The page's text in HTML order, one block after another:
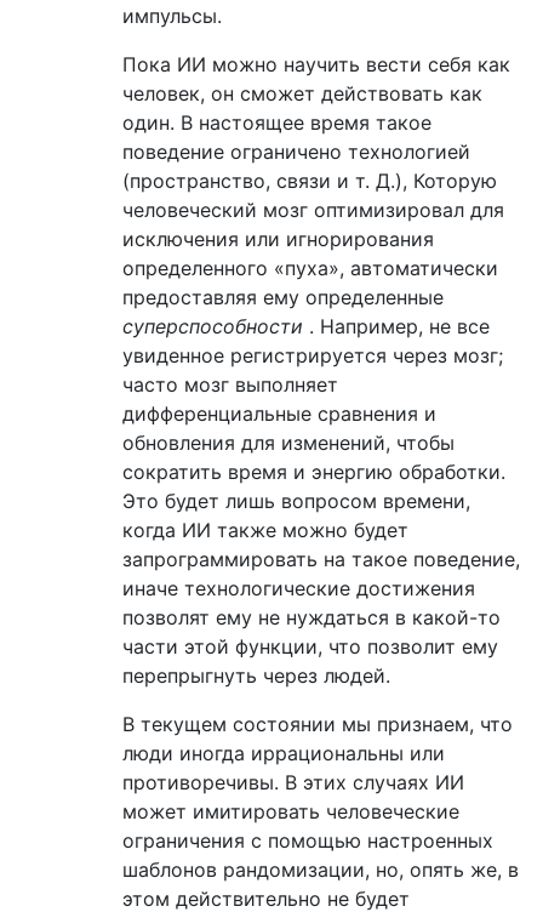
импульсы.
Пока ИИ можно научить вести себя как
человек, он сможет действовать как
один. В настоящее время такое
поведение ограничено технологией
(пространство, связи и т. Д.), Которую
человеческий мозг оптимизировал для
исключения или игнорирования
определенного «пуха», автоматически
предоставляя ему определенные
суперспособности . Например, не все
увиденное регистрируется через мозг;
часто мозг выполняет
дифференциальные сравнения и
обновления для изменений, чтобы
сократить время и энергию обработки.
Это будет лишь вопросом времени,
когда ИИ также можно будет
запрограммировать на такое поведение,
иначе технологические достижения
позволят ему не нуждаться в какой-то
части этой функции, что позволит ему
перепрыгнуть через людей.
В текущем состоянии мы признаем, что
люди иногда иррациональны или
противоречивы. В этих случаях ИИ
может имитировать человеческие
ограничения с помощью настроенных
шаблонов рандомизации, но, опять же, в
этом действительно не будет